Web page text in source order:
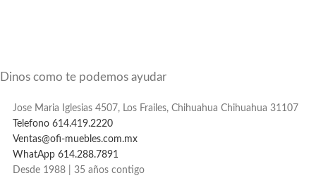
Dinos como te podemos ayudar
Jose Maria Iglesias 4507, Los Frailes, Chihuahua Chihuahua 31107
Telefono 614.419.2220
Ventas@ofi-muebles.com.mx
WhatApp 614.288.7891
Desde 1988 | 35 años contigo